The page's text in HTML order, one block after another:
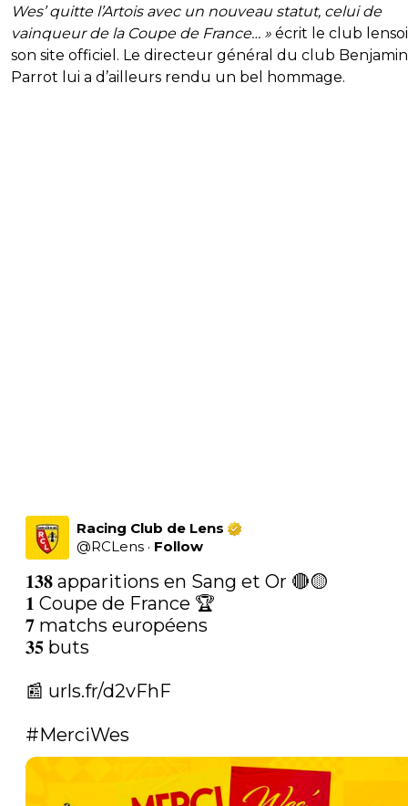
Wes’ quitte l’Artois avec un nouveau statut, celui de
vainqueur de la Coupe de France… » écrit le club
son site officiel. Le directeur général du club Benjamin
Parrot lui a d’ailleurs rendu un bel hommage.
Racing Club de Lens
@RCLens · Follow
𝟏𝟑𝟖 apparitions en Sang et Or 🔴🟡
𝟏 Coupe de France 🏆
𝟕 matchs européens
𝟑𝟓 buts
📰 urls.fr/d2vFhF
#MerciWes